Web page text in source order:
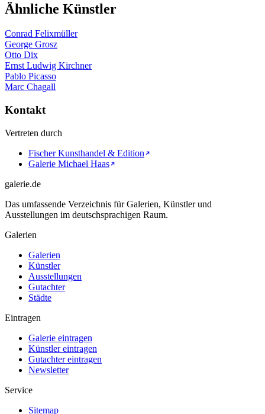
Ähnliche Künstler
Conrad Felixmüller
George Grosz
Otto Dix
Ernst Ludwig Kirchner
Pablo Picasso
Marc Chagall
Kontakt
Vertreten durch
Fischer Kunsthandel & Edition
Galerie Michael Haas
galerie.de
Das umfassende Verzeichnis für Galerien, Künstler und
Ausstellungen im deutschsprachigen Raum.
Galerien
Galerien
Künstler
Ausstellungen
Gutachter
Städte
Eintragen
Galerie eintragen
Künstler eintragen
Gutachter eintragen
Newsletter
Service
Sitemap